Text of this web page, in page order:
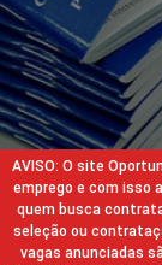
AVISO: O site
emprego e com isso
quem busca
seleção ou
vagas anunciadas